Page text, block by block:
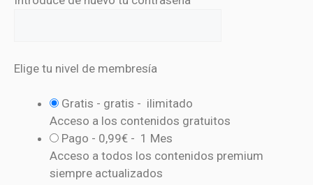
Elige tu nivel de membresía
Gratis - gratis - ilimitado
Acceso a los contenidos gratuitos
Pago - 0,99€ - 1 Mes
Acceso a todos los contenidos premium
siempre actualizados